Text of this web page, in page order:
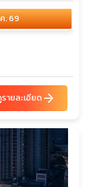
. 69
ายละเอียดarrow_forward